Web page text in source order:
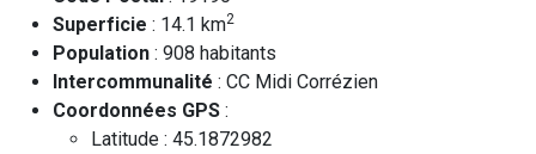
Superficie : 14.1 km2
Population : 908 habitants
Intercommunalité : CC Midi Corrézien
Coordonnées GPS :
Latitude : 45.1872982